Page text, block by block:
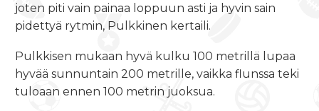
joten piti vain painaa loppuun asti ja hyvin sain
pidettyä rytmin, Pulkkinen kertaili.
Pulkkisen mukaan hyvä kulku 100 metrillä lupaa
hyvää sunnuntain 200 metrille, vaikka flunssa teki
tuloaan ennen 100 metrin juoksua.